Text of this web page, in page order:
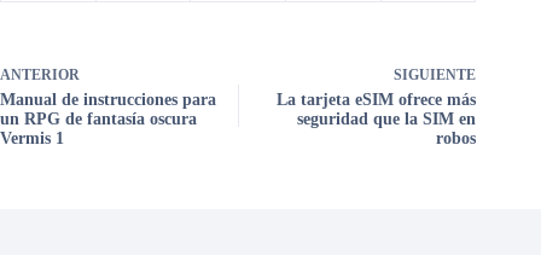
ANTERIOR
Manual de instrucciones para
un RPG de fantasía oscura
Vermis 1
SIGUIENTE
La tarjeta eSIM ofrece más
seguridad que la SIM en
robos